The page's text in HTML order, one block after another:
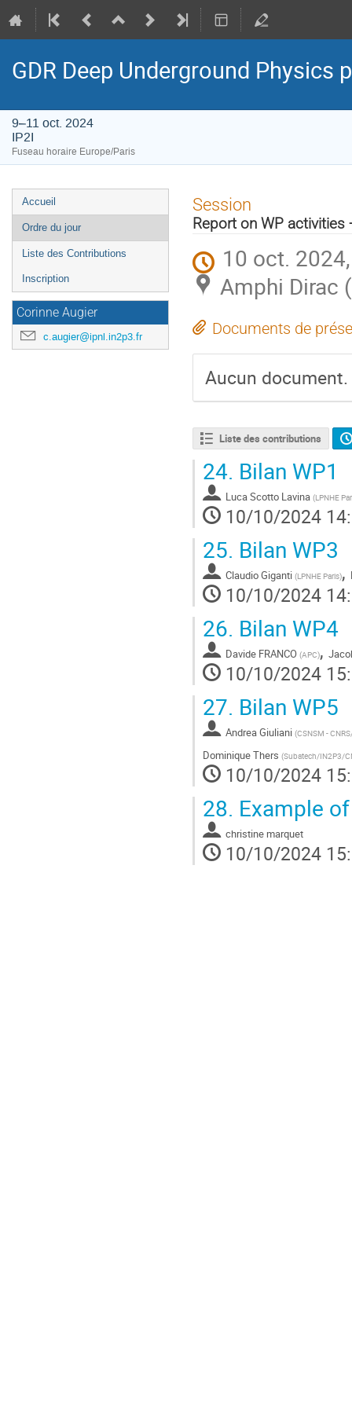
GDR Deep Underground Physics
9–11 oct. 2024
IP2I
Fuseau horaire Europe/Paris
Menu
de
l'événement
Accueil
Ordre du jour
Liste des Contributions
Inscription
Corinne Augier
c.augier@ipnl.in2p3.fr
Session
Report on WP activities
10 oct.
Amphi Dirac
Documents de
Aucun document.
Liste des contributions
24. Bilan WP1
Luca Scotto Lavina (LPNHE
10/10/2024
25. Bilan WP3
Claudio Giganti (LPNHE Paris),
10/10/2024
26. Bilan WP4
Davide FRANCO (APC),
10/10/2024
27. Bilan WP5
Andrea Giuliani (CSNSM -
Dominique Thers (Subatech/IN2P3/
10/10/2024
28. Example
christine marquet
10/10/2024